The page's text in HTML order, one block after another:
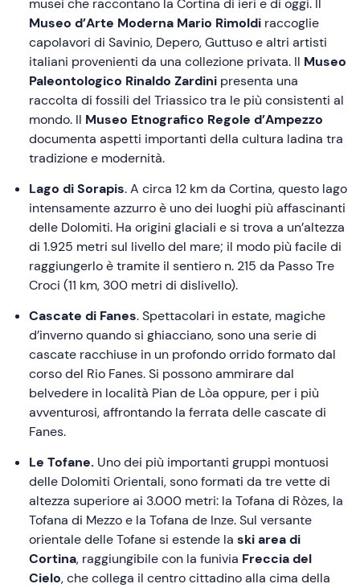
musei che raccontano la Cortina di ieri e di oggi. Il
Museo d’Arte Moderna Mario Rimoldi raccoglie
capolavori di Savinio, Depero, Guttuso e altri artisti
italiani provenienti da una collezione privata. Il Museo
Paleontologico Rinaldo Zardini presenta una
raccolta di fossili del Triassico tra le più consistenti al
mondo. Il Museo Etnografico Regole d’Ampezzo
documenta aspetti importanti della cultura ladina tra
tradizione e modernità.
Lago di Sorapis. A circa 12 km da Cortina, questo lago
intensamente azzurro è uno dei luoghi più affascinanti
delle Dolomiti. Ha origini glaciali e si trova a un’altezza
di 1.925 metri sul livello del mare; il modo più facile di
raggiungerlo è tramite il sentiero n. 215 da Passo Tre
Croci (11 km, 300 metri di dislivello).
Cascate di Fanes. Spettacolari in estate, magiche
d’inverno quando si ghiacciano, sono una serie di
cascate racchiuse in un profondo orrido formato dal
corso del Rio Fanes. Si possono ammirare dal
belvedere in località Pian de Lòa oppure, per i più
avventurosi, affrontando la ferrata delle cascate di
Fanes.
Le Tofane. Uno dei più importanti gruppi montuosi
delle Dolomiti Orientali, sono formati da tre vette di
altezza superiore ai 3.000 metri: la Tofana di Ròzes, la
Tofana di Mezzo e la Tofana de Inze. Sul versante
orientale delle Tofane si estende la ski area di
Cortina, raggiungibile con la funivia Freccia del
Cielo, che collega il centro cittadino alla cima della